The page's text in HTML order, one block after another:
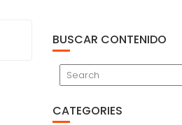
BUSCAR CONTENIDO
CATEGORIES